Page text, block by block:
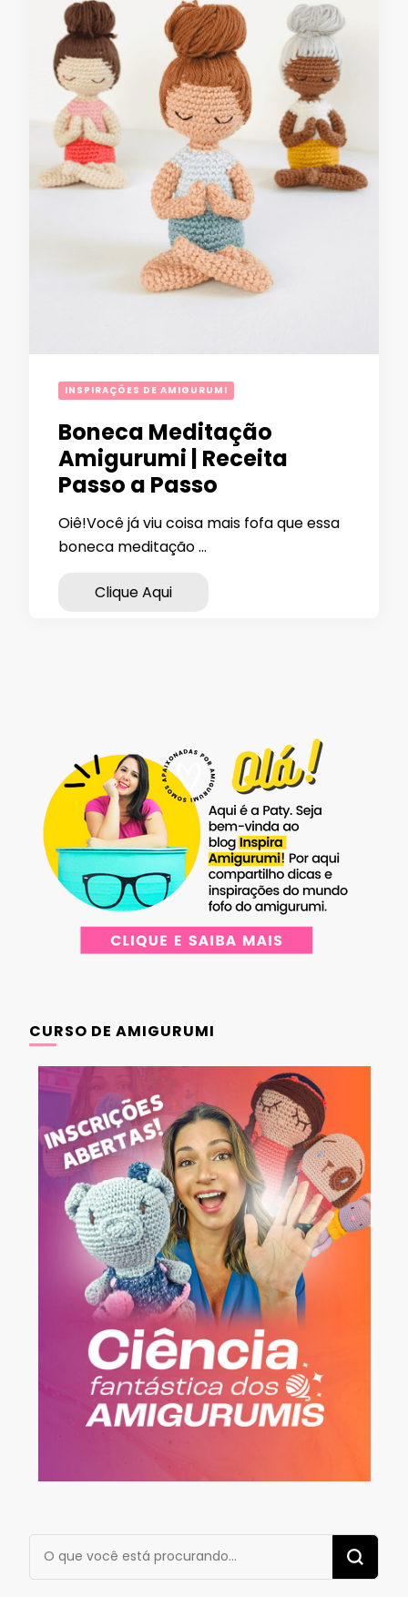
INSPIRAÇÕES DE AMIGURUMI
Boneca Meditação
Amigurumi | Receita
Passo a Passo
Oiê!Você já viu coisa mais fofa que essa
boneca meditação …
Clique Aqui
CURSO DE AMIGURUMI
Procurando
algo?